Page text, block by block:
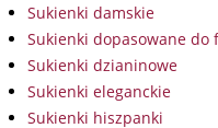
Sukienki damskie
Sukienki dopasowane do
Sukienki dzianinowe
Sukienki eleganckie
Sukienki hiszpanki